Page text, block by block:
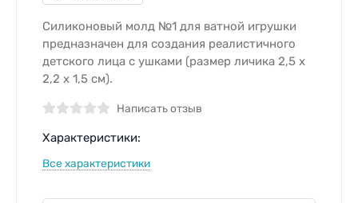
Силиконовый молд №1 для ватной игрушки
предназначен для создания реалистичного
детского лица с ушками (размер личика 2,5 х
2,2 х 1,5 см).
Написать отзыв
Характеристики:
Все характеристики